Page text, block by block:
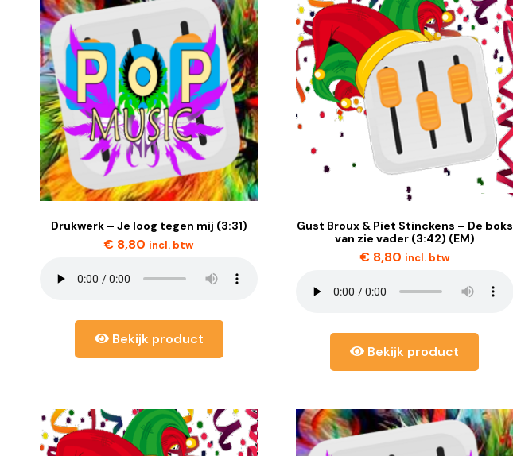
Drukwerk – Je loog tegen mij (3:31)
€ 8,80 incl. btw
Bekijk product
Gust Broux & Piet Stinckens – De boks
van zie vader (3:42) (EM)
€8,80 incl. btw
Bekijk product